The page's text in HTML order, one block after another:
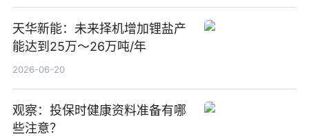
天华新能：未来择机增加锂盐产
能达到25万～26万吨/年
2026-06-20
观察：投保时健康资料准备有哪
些注意？